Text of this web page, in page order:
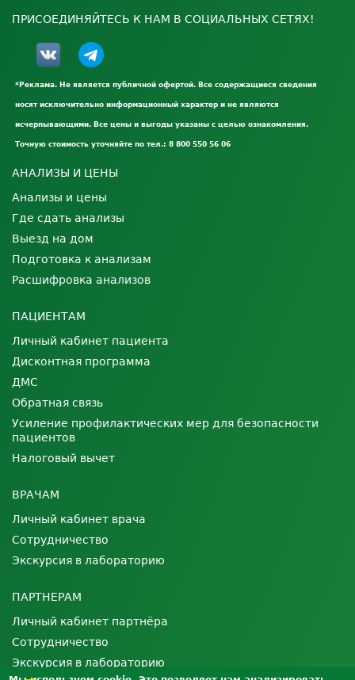
ПРИСОЕДИНЯЙТЕСЬ К НАМ В СОЦИАЛЬНЫХ СЕТЯХ!
*Реклама. Не является публичной офертой. Все содержащиеся сведения
носят исключительно информационный характер и не являются
исчерпывающими. Все цены и выгоды указаны с целью ознакомления.
Точную стоимость уточняйте по тел.: 8 800 550 56 06
АНАЛИЗЫ И ЦЕНЫ
Анализы и цены
Где сдать анализы
Выезд на дом
Подготовка к анализам
Расшифровка анализов
ПАЦИЕНТАМ
Личный кабинет пациента
Дисконтная программа
ДМС
Обратная связь
Усиление профилактических мер для безопасности
пациентов
Налоговый вычет
ВРАЧАМ
Личный кабинет врача
Сотрудничество
Экскурсия в лабораторию
ПАРТНЕРАМ
Личный кабинет партнёра
Сотрудничество
Экскурсия в лабораторию